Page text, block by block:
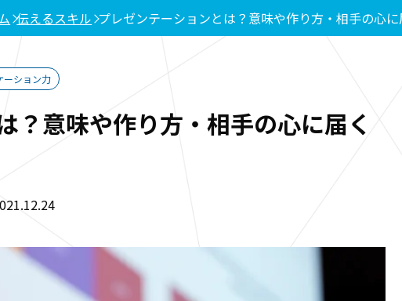
伝えるスキル プレゼンテーションとは？意味や作り方・相手の心
ーション力
？意味や作り方・相手の心に届く